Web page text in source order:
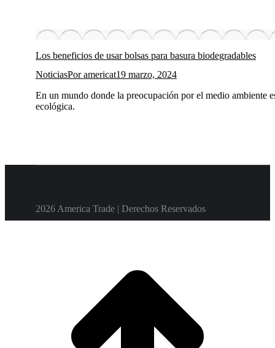
Los beneficios de usar bolsas para basura biodegradables
NoticiasPoramericat19 marzo, 2024
En un mundo donde la preocupación por el medio ambiente
ecológica.
2026 America Trade | Derechos Reservados